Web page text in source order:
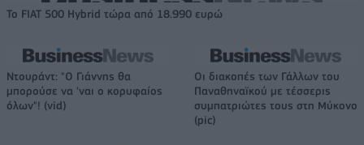
Το FIAT 500 Hybrid τώρα από 18.990 ευρώ
Ντουράντ: "Ο Γιάννης θα
μπορούσε να 'ναι ο κορυφαίος
όλων"! (vid)
Οι διακοπές των Γάλλων του
Παναθηναϊκού με τέσσερις
συμπατριώτες τους στη Μύκονο
(pic)